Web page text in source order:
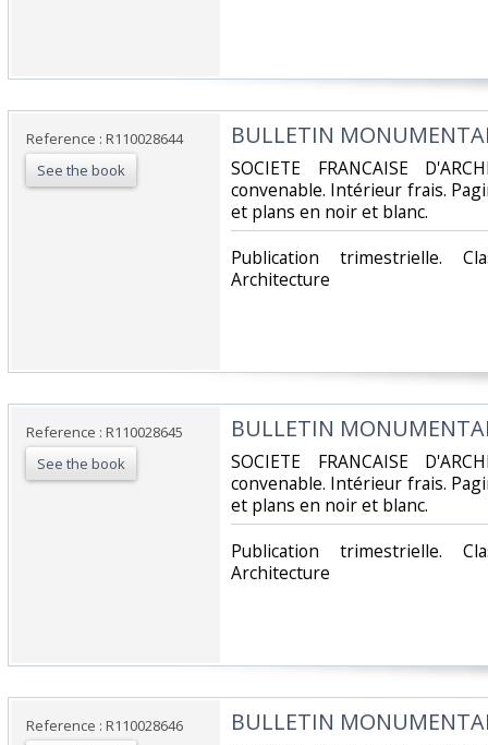
Reference : R110028644
See the book
‎BULLETIN
‎SOCIETE FRANCAISE
convenable. Intérieur frais.
et plans en noir et blanc.‎
‎Publication trimestrielle.
Architecture‎
Reference : R110028645
See the book
‎BULLETIN
‎SOCIETE FRANCAISE
convenable. Intérieur frais.
et plans en noir et blanc.‎
‎Publication trimestrielle.
Architecture‎
Reference : R110028646
‎BULLETIN